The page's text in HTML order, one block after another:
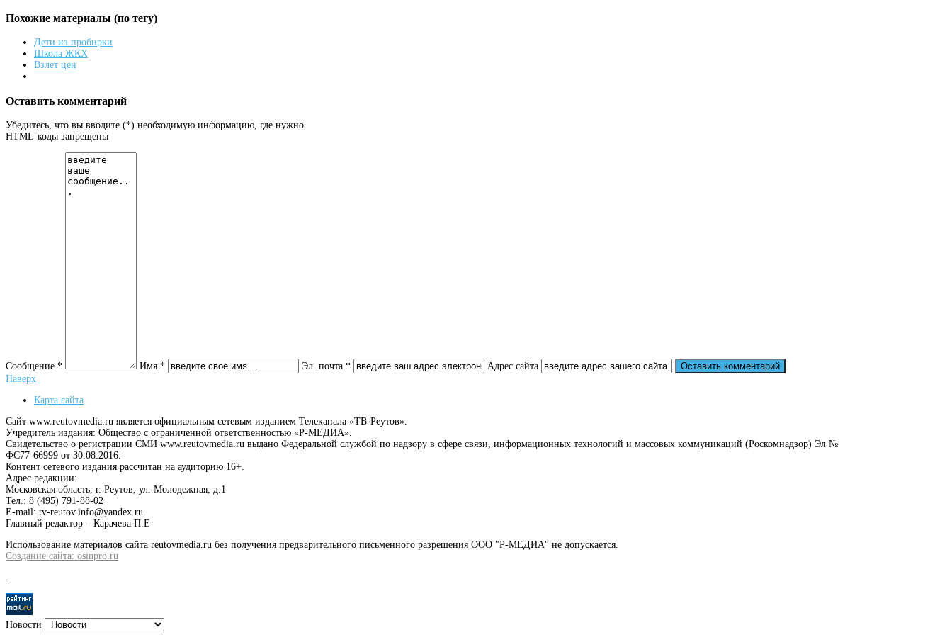
Похожие материалы (по тегу)
Дети из пробирки
Школа ЖКХ
Взлет цен
Оставить комментарий
Убедитесь, что вы вводите (*) необходимую информацию, где нужно
HTML-коды запрещены
Сообщение * Имя * Эл. почта *
Адрес сайта
Наверх
Карта сайта
Сайт www.reutovmedia.ru является официальным сетевым изданием Телеканала «ТВ-Реутов».
Учредитель издания: Общество с ограниченной ответственностью «Р-МЕДИА».
Свидетельство о регистрации СМИ www.reutovmedia.ru выдано Федеральной службой по надзору в сфере связи, информационных технологий и массовых коммуникаций (Роскомнадзор) Эл №
ФС77-66999 от 30.08.2016.
Контент сетевого издания рассчитан на аудиторию 16+.
Адрес редакции:
Московская область, г. Реутов, ул. Молодежная, д.1
Тел.: 8 (495) 791-88-02
E-mail: tv-reutov.info@yandex.ru
Главный редактор – Карачева П.Е
Использование материалов сайта reutovmedia.ru без получения предварительного письменного разрешения ООО "Р-МЕДИА" не допускается.
Создание сайта: osinpro.ru
Новости